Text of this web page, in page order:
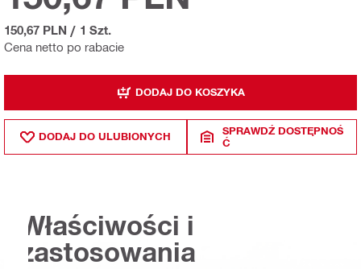
Cena netto po rabacie
150,67 PLN / 1 Szt.
DODAJ DO KOSZYKA
DODAJ DO ULUBIONYCH
SPRAWDŹ DOSTĘPNOŚ
Ć
Właściwości i
zastosowania